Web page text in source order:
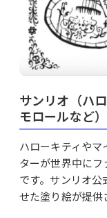
サンリオ（ハ
モロールなど）
ハローキティやマ
ターが世界中にフ
です。サンリオ
せた塗り絵が提供